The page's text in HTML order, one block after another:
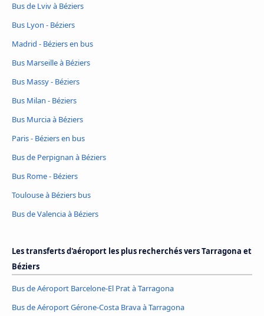
Bus de Lviv à Béziers
Bus Lyon - Béziers
Madrid - Béziers en bus
Bus Marseille à Béziers
Bus Massy - Béziers
Bus Milan - Béziers
Bus Murcia à Béziers
Paris - Béziers en bus
Bus de Perpignan à Béziers
Bus Rome - Béziers
Toulouse à Béziers bus
Bus de Valencia à Béziers
Les transferts d'aéroport les plus recherchés vers Tarragona et
Béziers
Bus de Aéroport Barcelone-El Prat à Tarragona
Bus de Aéroport Gérone-Costa Brava à Tarragona